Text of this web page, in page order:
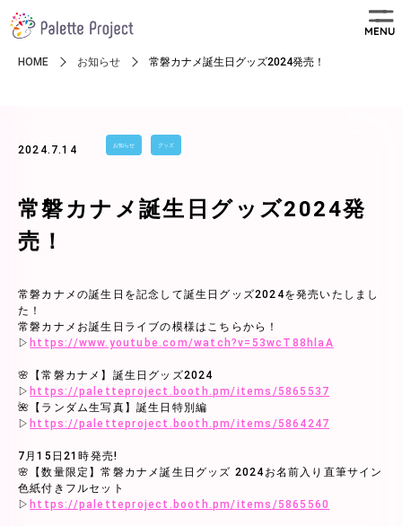
MENU
HOME お知らせ 常磐カナメ誕生日グッズ2024発売！
2024.7.14 お知らせ グッズ
常磐カナメ誕生日グッズ2024発
売！
常磐カナメの誕生日を記念して誕生日グッズ2024を発売いたしまし
た！
常磐カナメお誕生日ライブの模様はこちらから！
▷ https://www.youtube.com/watch?v=53wcT88hlaA
🌸【常磐カナメ】誕生日グッズ2024
▷ https://paletteproject.booth.pm/items/5865537
🌺【ランダム生写真】誕生日特別編
▷ https://paletteproject.booth.pm/items/5864247
7月15日21時発売!
🌸【数量限定】常磐カナメ誕生日グッズ 2024お名前入り直筆サイン
色紙付きフルセット
▷ https://paletteproject.booth.pm/items/5865560